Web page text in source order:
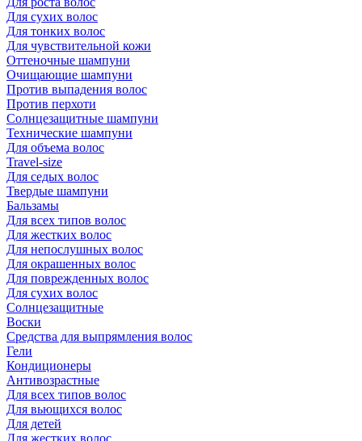
Для сухих волос
Для тонких волос
Для чувствительной кожи
Оттеночные шампуни
Очищающие шампуни
Против выпадения волос
Против перхоти
Солнцезащитные шампуни
Технические шампуни
Для объема волос
Travel-size
Для седых волос
Твердые шампуни
Бальзамы
Для всех типов волос
Для жестких волос
Для непослушных волос
Для окрашенных волос
Для поврежденных волос
Для сухих волос
Солнцезащитные
Воски
Средства для выпрямления волос
Гели
Кондиционеры
Антивозрастные
Для всех типов волос
Для вьющихся волос
Для детей
Для жестких волос